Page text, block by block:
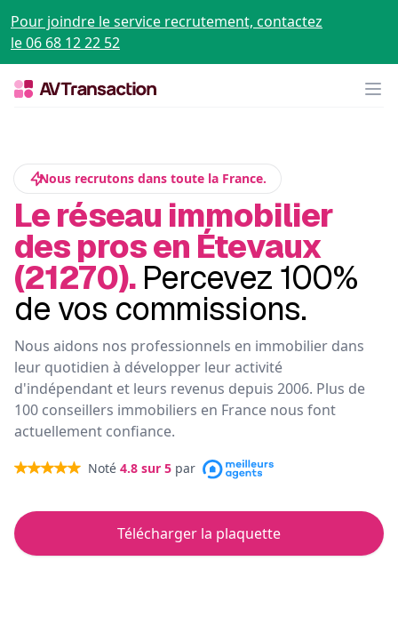
Pour joindre le service recrutement, contactez
le 06 68 12 22 52
Nous recrutons dans toute la France.
Le réseau immobilier
des pros en Étevaux
(21270). Percevez 100%
de vos commissions.
Nous aidons nos professionnels en immobilier dans
leur quotidien à développer leur activité
d'indépendant et leurs revenus depuis 2006. Plus de
100 conseillers immobiliers en France nous font
actuellement confiance.
Noté 4.8 sur 5 par
Télécharger la plaquette